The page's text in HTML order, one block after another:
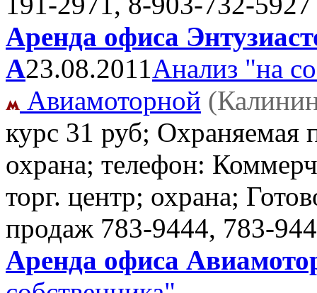
Аренда офиса
А23.08.2011Анализ "на
Авиамоторной
курс 31 руб; Охраняемая
охрана; телефон:
торг. центр; охрана;
продаж 783-9444, 783-
Аренда офиса